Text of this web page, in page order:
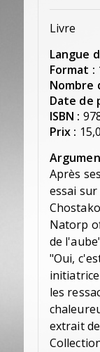
Livre
Langue
Format :
Nombre
Date de
ISBN :
Prix :
Après
essai
Natorp
de
"Oui,
les
extrait